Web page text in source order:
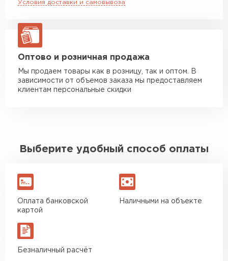
макс. длина груза 13,5 м
ЗАКАЗАТЬ С ДОСТАВКОЙ
Условия доставки и самовывоза
Оптово и розничная продажа
Мы продаем товары как в розницу, так и оптом. В
зависимости от объемов заказа мы предоставляем
клиентам персональные скидки
Выберите удобный способ оплаты
Оплата банковской
картой
Наличными на объекте
Безналичный расчёт